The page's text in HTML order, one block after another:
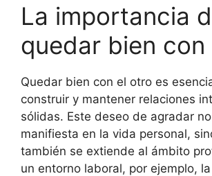
La importancia
quedar bien con
Quedar bien con el otro es
construir y mantener relaciones
sólidas. Este deseo de agradar
manifiesta en la vida personal,
también se extiende al ámbito
un entorno laboral, por ejemplo,